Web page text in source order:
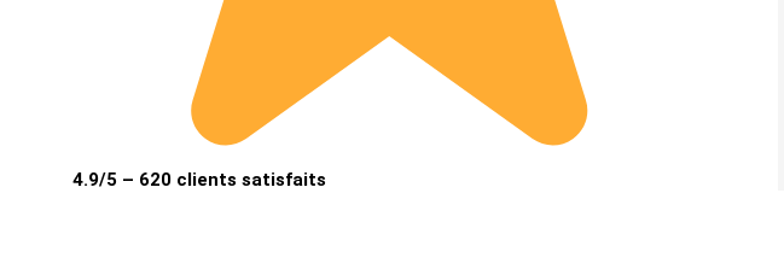
4.9/5 – 620 clients satisfaits